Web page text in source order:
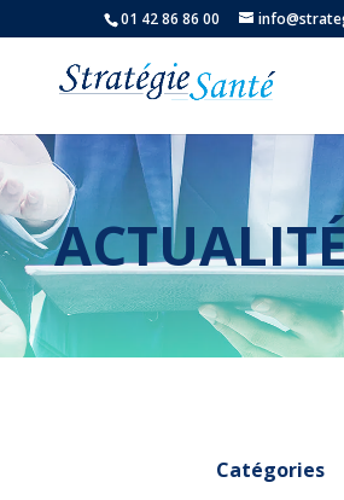
01 42 86 86 00
Catégories